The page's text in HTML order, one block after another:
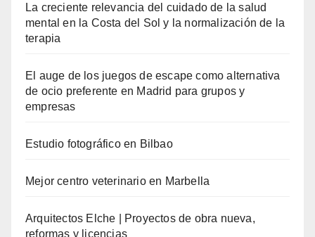
La creciente relevancia del cuidado de la salud
mental en la Costa del Sol y la normalización de la
terapia
El auge de los juegos de escape como alternativa
de ocio preferente en Madrid para grupos y
empresas
Estudio fotográfico en Bilbao
Mejor centro veterinario en Marbella
Arquitectos Elche | Proyectos de obra nueva,
reformas y licencias